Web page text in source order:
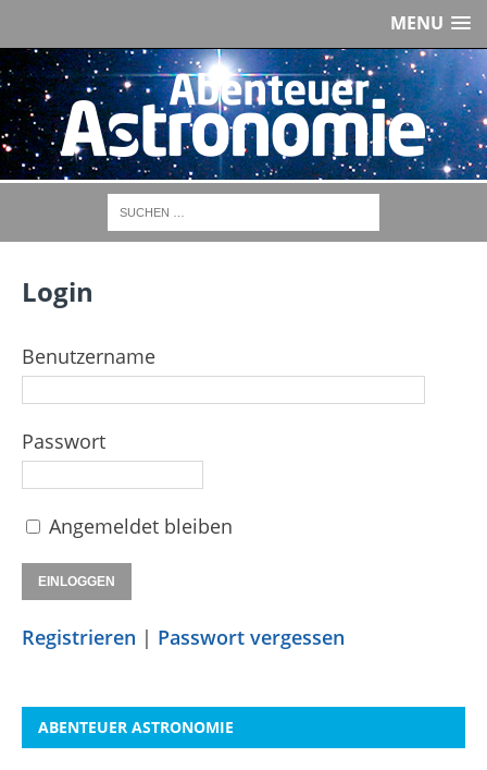
MENU
Login
Benutzername
Passwort
Angemeldet bleiben
Registrieren | Passwort vergessen
ABENTEUER ASTRONOMIE